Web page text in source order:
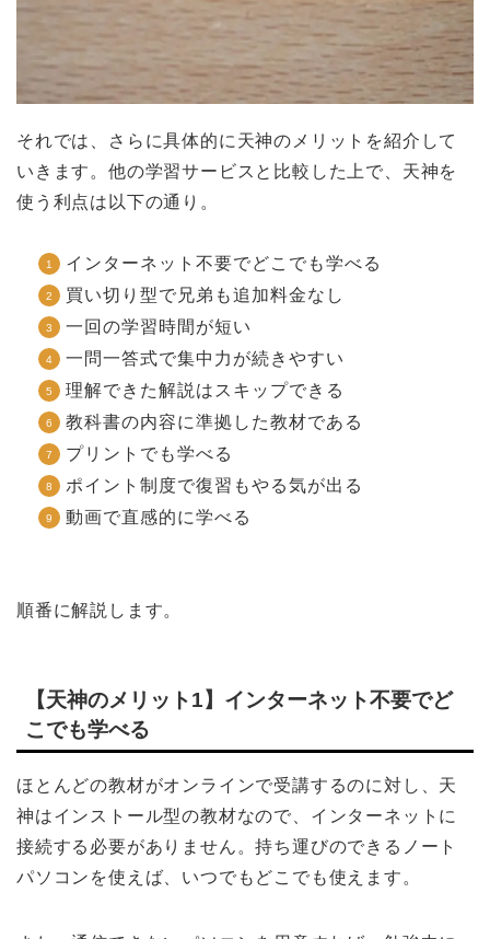
それでは、さらに具体的に天神のメリットを紹介して
いきます。他の学習サービスと比較した上で、天神を
使う利点は以下の通り。
インターネット不要でどこでも学べる
買い切り型で兄弟も追加料金なし
一回の学習時間が短い
一問一答式で集中力が続きやすい
理解できた解説はスキップできる
教科書の内容に準拠した教材である
プリントでも学べる
ポイント制度で復習もやる気が出る
動画で直感的に学べる
順番に解説します。
【天神のメリット1】インターネット不要でど
こでも学べる
ほとんどの教材がオンラインで受講するのに対し、天
神はインストール型の教材なので、インターネットに
接続する必要がありません。持ち運びのできるノート
パソコンを使えば、いつでもどこでも使えます。